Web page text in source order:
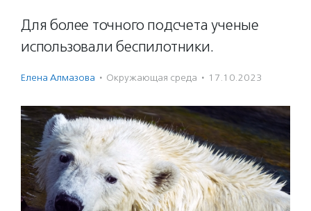
Для более точного подсчета ученые
использовали беспилотники.
Елена Алмазова · Окружающая среда · 17.10.2023